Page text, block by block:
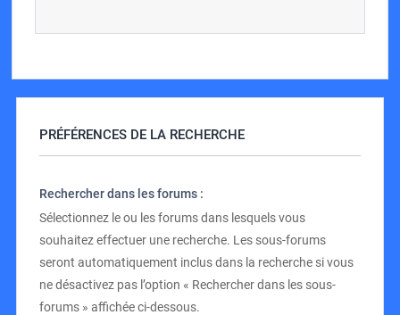
PRÉFÉRENCES DE LA RECHERCHE
Rechercher dans les forums :
Sélectionnez le ou les forums dans lesquels vous
souhaitez effectuer une recherche. Les sous-forums
seront automatiquement inclus dans la recherche si vous
ne désactivez pas l’option « Rechercher dans les sous-
forums » affichée ci-dessous.